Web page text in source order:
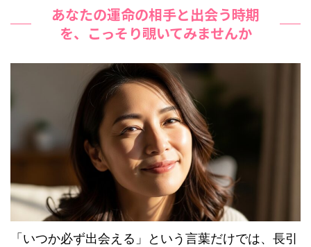
あなたの運命の相手と出会う時期
を、こっそり覗いてみませんか
「いつか必ず出会える」という言葉だけでは、長引